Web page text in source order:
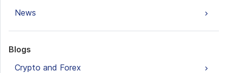
News
Blogs
Crypto and Forex